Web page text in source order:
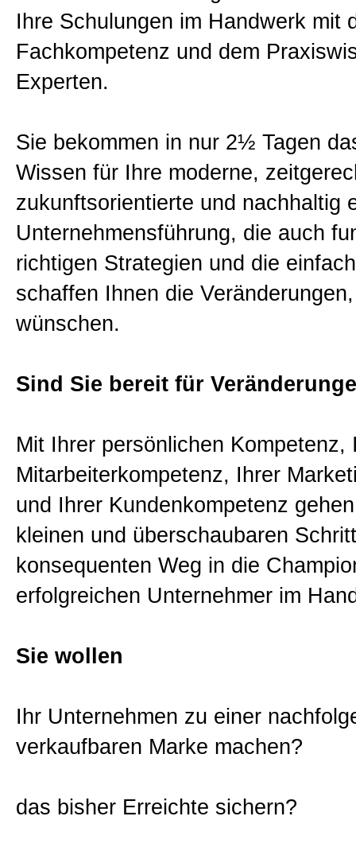
Informationen
Logo
AGB
Datenschutzerklärung
Impressum
Sitemap
Partner
Philosophie
Ihre Schulungen im Handwerk mit
Fachkompetenz und dem
Experten.
Sie bekommen in nur 2½ Tagen
Wissen für Ihre moderne,
zukunftsorientierte und nachhaltig
Unternehmensführung, die auch
richtigen Strategien und die
schaffen Ihnen die
wünschen.
Sind Sie bereit für
Mit Ihrer persönlichen Kompetenz,
Mitarbeiterkompetenz, Ihrer
und Ihrer Kundenkompetenz
kleinen und überschaubaren
konsequenten Weg in die
erfolgreichen Unternehmer im
Sie wollen
Ihr Unternehmen zu einer
verkaufbaren Marke machen?
das bisher Erreichte sichern?